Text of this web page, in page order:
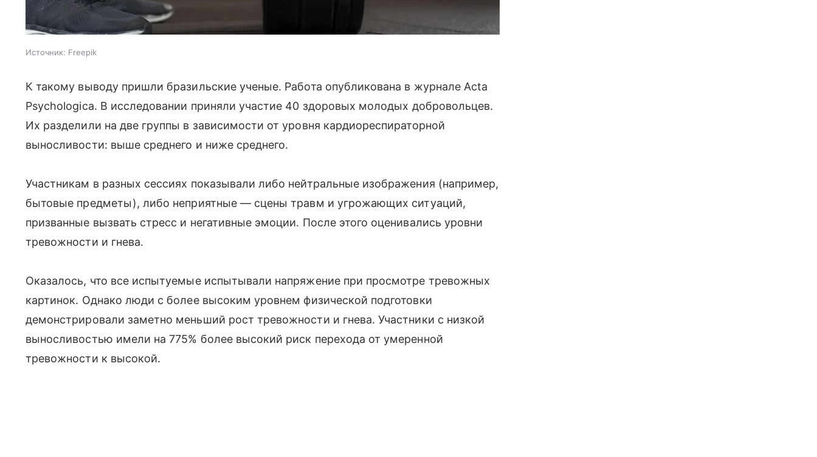
Источник: Freepik
К такому выводу пришли бразильские ученые. Работа опубликована в журнале Acta
Psychologica. В исследовании приняли участие 40 здоровых молодых добровольцев.
Их разделили на две группы в зависимости от уровня кардиореспираторной
выносливости: выше среднего и ниже среднего.
Участникам в разных сессиях показывали либо нейтральные изображения (например,
бытовые предметы), либо неприятные — сцены травм и угрожающих ситуаций,
призванные вызвать стресс и негативные эмоции. После этого оценивались уровни
тревожности и гнева.
Оказалось, что все испытуемые испытывали напряжение при просмотре тревожных
картинок. Однако люди с более высоким уровнем физической подготовки
демонстрировали заметно меньший рост тревожности и гнева. Участники с низкой
выносливостью имели на 775% более высокий риск перехода от умеренной
тревожности к высокой.